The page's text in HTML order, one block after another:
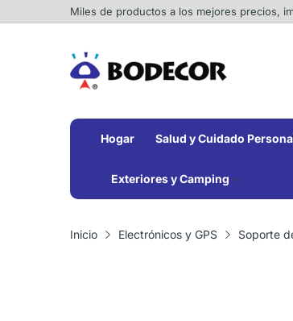
Miles de productos a los mejores precios,
Hogar Salud y Cuidado
Exteriores y Camping
Inicio Electrónicos y GPS Soporte